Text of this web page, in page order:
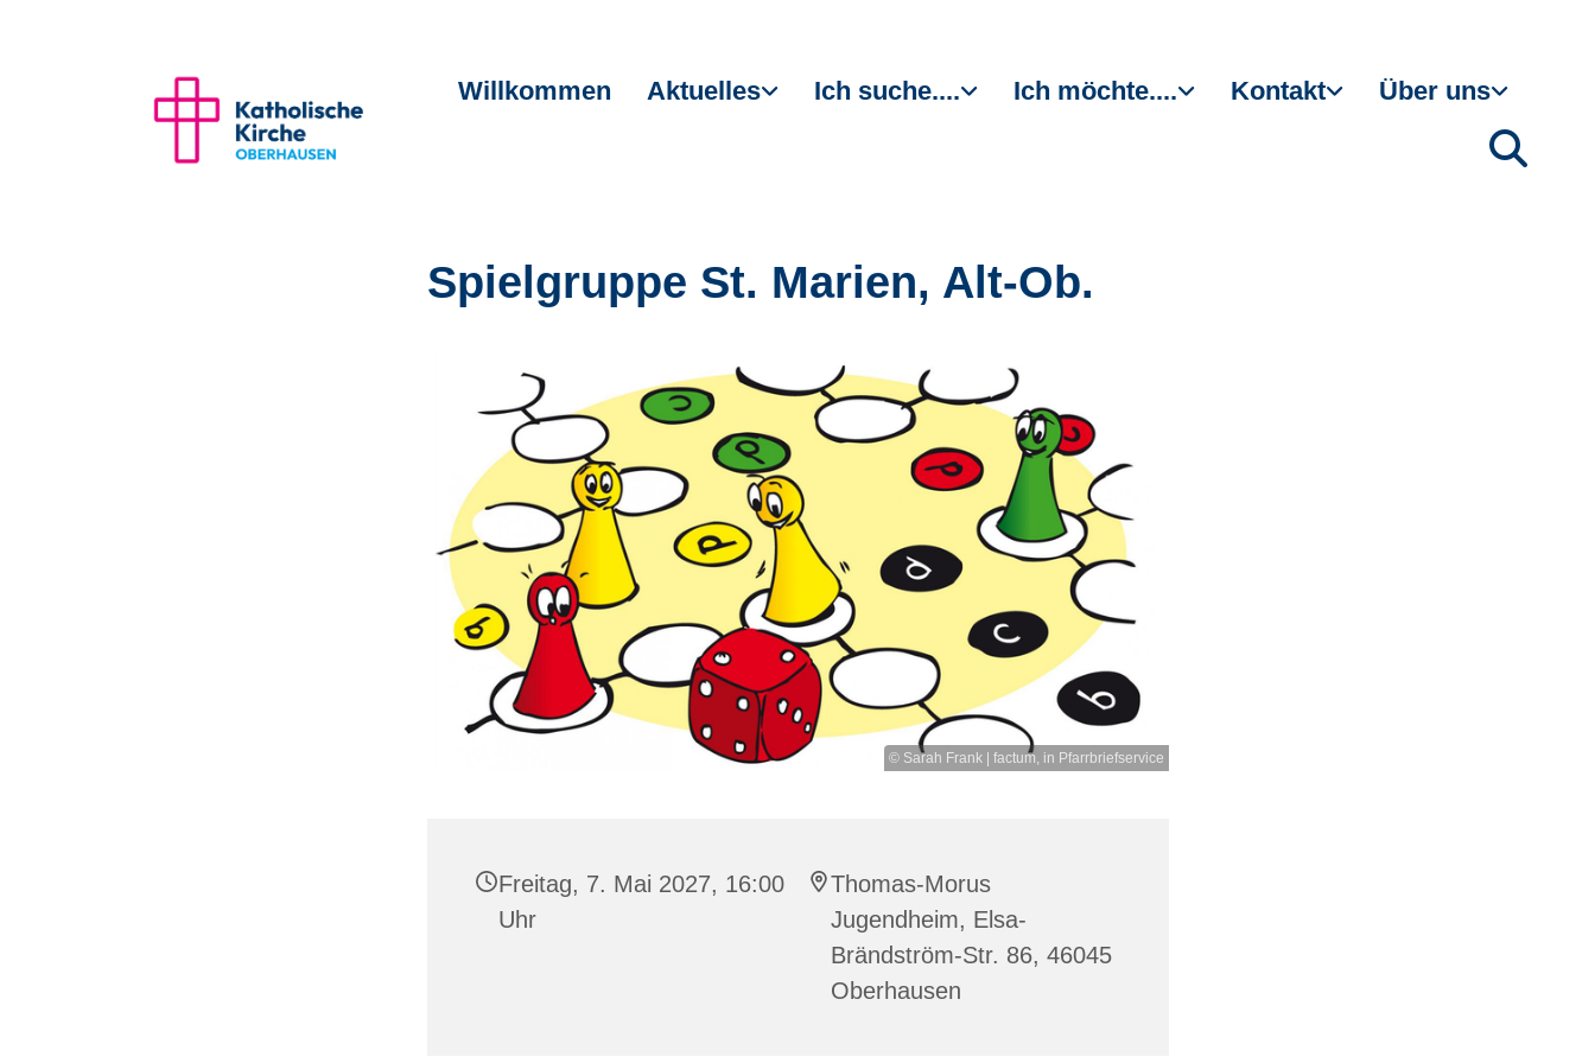
Willkommen Aktuelles Ich suche.... Ich möchte.... Kontakt Über uns
Spielgruppe St. Marien, Alt-Ob.
© Sarah Frank | factum, in Pfarrbriefservice
Freitag, 7. Mai 2027, 16:00
Uhr
Thomas-Morus
Jugendheim, Elsa-
Brändström-Str. 86, 46045
Oberhausen